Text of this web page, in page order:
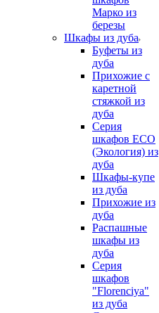
Марко из
березы
Шкафы из дуба
Буфеты из
дуба
Прихожие с
каретной
стяжкой из
дуба
Серия
шкафов ECO
(Экология) из
дуба
Шкафы-купе
из дуба
Прихожие из
дуба
Распашные
шкафы из
дуба
Серия
шкафов
"Florenciya"
из дуба